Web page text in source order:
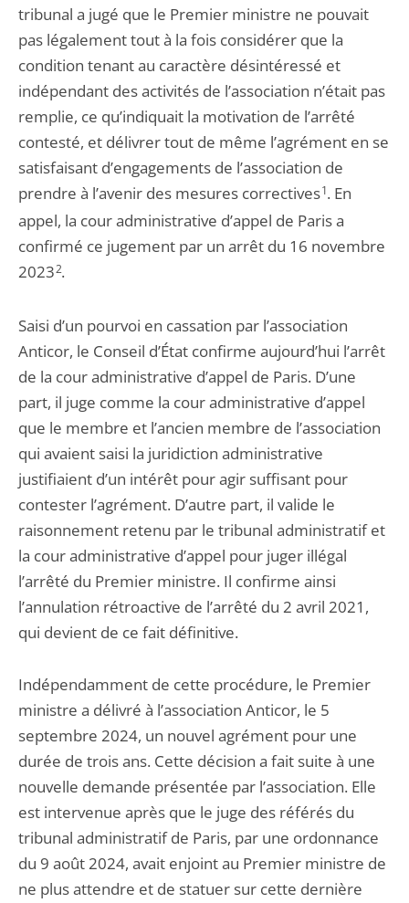
tribunal a jugé que le Premier ministre ne pouvait
pas légalement tout à la fois considérer que la
condition tenant au caractère désintéressé et
indépendant des activités de l’association n’était pas
remplie, ce qu’indiquait la motivation de l’arrêté
contesté, et délivrer tout de même l’agrément en se
satisfaisant d’engagements de l’association de
prendre à l’avenir des mesures correctives1. En
appel, la cour administrative d’appel de Paris a
confirmé ce jugement par un arrêt du 16 novembre
20232.
Saisi d’un pourvoi en cassation par l’association
Anticor, le Conseil d’État confirme aujourd’hui l’arrêt
de la cour administrative d’appel de Paris. D’une
part, il juge comme la cour administrative d’appel
que le membre et l’ancien membre de l’association
qui avaient saisi la juridiction administrative
justifiaient d’un intérêt pour agir suffisant pour
contester l’agrément. D’autre part, il valide le
raisonnement retenu par le tribunal administratif et
la cour administrative d’appel pour juger illégal
l’arrêté du Premier ministre. Il confirme ainsi
l’annulation rétroactive de l’arrêté du 2 avril 2021,
qui devient de ce fait définitive.
Indépendamment de cette procédure, le Premier
ministre a délivré à l’association Anticor, le 5
septembre 2024, un nouvel agrément pour une
durée de trois ans. Cette décision a fait suite à une
nouvelle demande présentée par l’association. Elle
est intervenue après que le juge des référés du
tribunal administratif de Paris, par une ordonnance
du 9 août 2024, avait enjoint au Premier ministre de
ne plus attendre et de statuer sur cette dernière